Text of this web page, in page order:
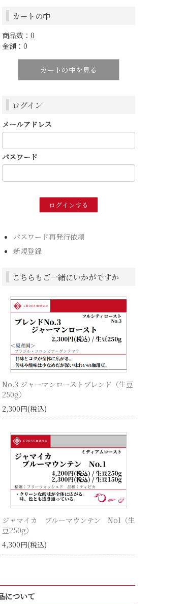
カートの中
商品数：0
金額：0
カートの中を見る
ログイン
メールアドレス
パスワード
パスワード再発行依頼
新規登録
こちらもご一緒にいかがですか
No.3 ジャーマンローストブレンド（生豆
250g）
2,300円(税込)
ジャマイカ ブルーマウンテン No1（生
豆250g）
4,300円(税込)
について